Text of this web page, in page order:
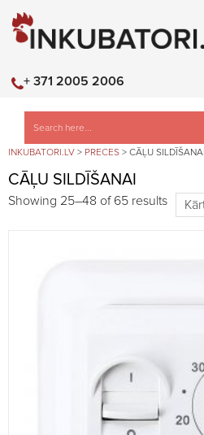
+ 371 2005 2006
INKUBATORI.LV > PRECES > CĀĻU SILDĪŠANAI
CĀĻU SILDĪŠANAI
Showing 25–48 of 65 results